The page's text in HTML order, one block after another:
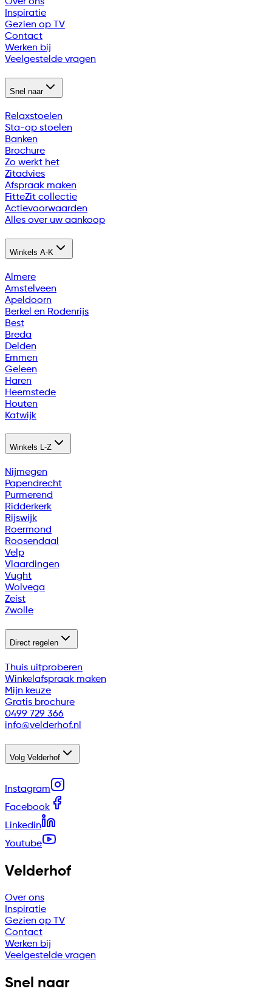
Inspiratie
Gezien op TV
Contact
Werken bij
Veelgestelde vragen
Snel naar
Relaxstoelen
Sta-op stoelen
Banken
Brochure
Zo werkt het
Zitadvies
Afspraak maken
FitteZit collectie
Actievoorwaarden
Alles over uw aankoop
Winkels A-K
Almere
Amstelveen
Apeldoorn
Berkel en Rodenrijs
Best
Breda
Delden
Emmen
Geleen
Haren
Heemstede
Houten
Katwijk
Winkels L-Z
Nijmegen
Papendrecht
Purmerend
Ridderkerk
Rijswijk
Roermond
Roosendaal
Velp
Vlaardingen
Vught
Wolvega
Zeist
Zwolle
Direct regelen
Thuis uitproberen
Winkelafspraak maken
Mijn keuze
Gratis brochure
0499 729 366
info@velderhof.nl
Volg Velderhof
Instagram
Facebook
Linkedin
Youtube
Velderhof
Over ons
Inspiratie
Gezien op TV
Contact
Werken bij
Veelgestelde vragen
Snel naar